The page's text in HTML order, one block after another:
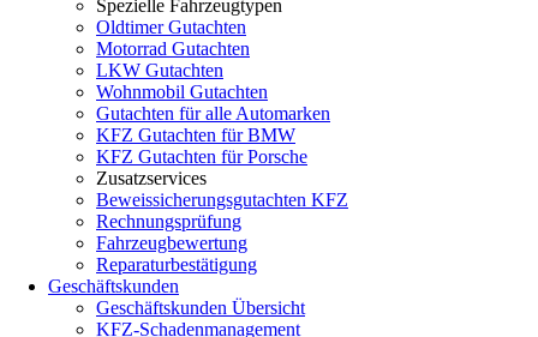
Spezielle Fahrzeugtypen
Oldtimer Gutachten
Motorrad Gutachten
LKW Gutachten
Wohnmobil Gutachten
Gutachten für alle Automarken
KFZ Gutachten für BMW
KFZ Gutachten für Porsche
Zusatzservices
Beweissicherungsgutachten KFZ
Rechnungsprüfung
Fahrzeugbewertung
Reparaturbestätigung
Geschäftskunden
Geschäftskunden Übersicht
KFZ-Schadenmanagement